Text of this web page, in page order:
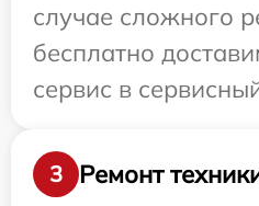
случае сложного
бесплатно
сервис в
3 Ремонт